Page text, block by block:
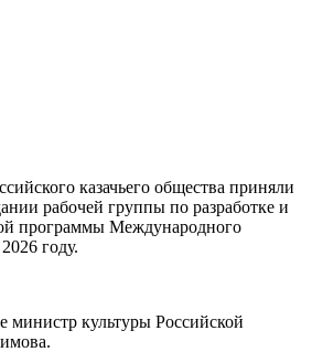
казачьего общества приняли
рабочей группы по разработке и
программы Международного
году.
министр культуры Российской